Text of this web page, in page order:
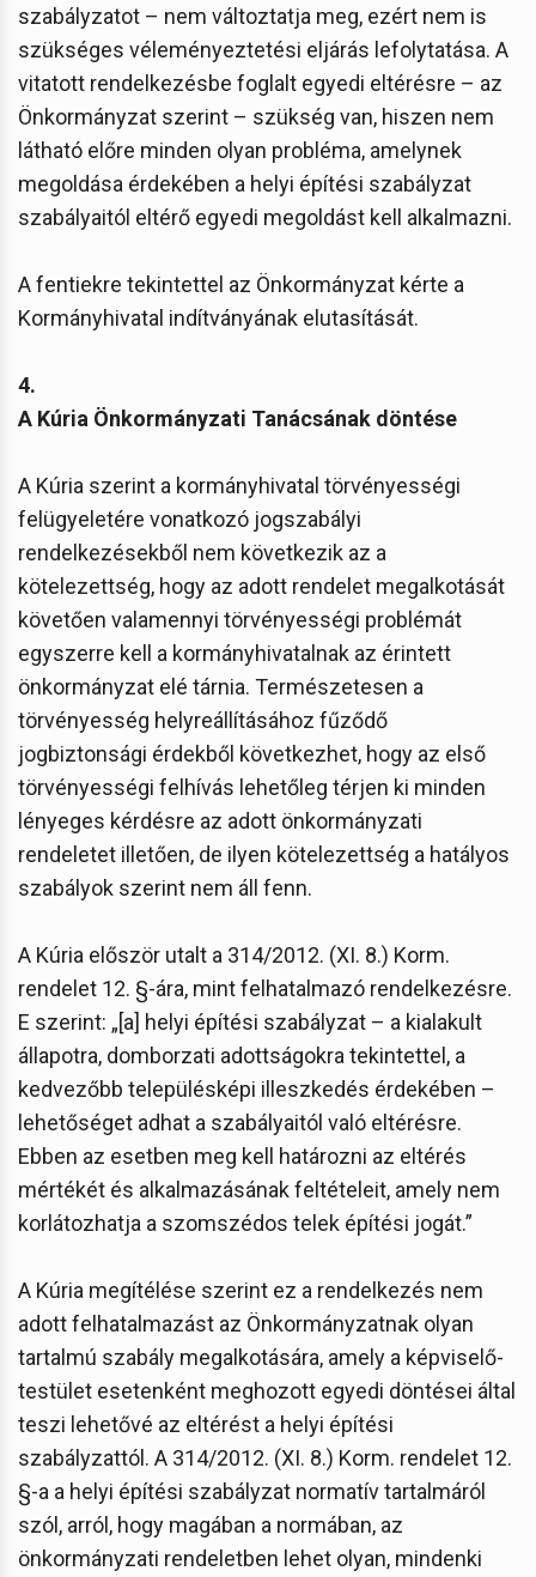
szabályzatot – nem változtatja meg, ezért nem is
szükséges véleményeztetési eljárás lefolytatása. A
vitatott rendelkezésbe foglalt egyedi eltérésre – az
Önkormányzat szerint – szükség van, hiszen nem
látható előre minden olyan probléma, amelynek
megoldása érdekében a helyi építési szabályzat
szabályaitól eltérő egyedi megoldást kell alkalmazni.
A fentiekre tekintettel az Önkormányzat kérte a
Kormányhivatal indítványának elutasítását.
4.
A Kúria Önkormányzati Tanácsának döntése
A Kúria szerint a kormányhivatal törvényességi
felügyeletére vonatkozó jogszabályi
rendelkezésekből nem következik az a
kötelezettség, hogy az adott rendelet megalkotását
követően valamennyi törvényességi problémát
egyszerre kell a kormányhivatalnak az érintett
önkormányzat elé tárnia. Természetesen a
törvényesség helyreállításához fűződő
jogbiztonsági érdekből következhet, hogy az első
törvényességi felhívás lehetőleg térjen ki minden
lényeges kérdésre az adott önkormányzati
rendeletet illetően, de ilyen kötelezettség a hatályos
szabályok szerint nem áll fenn.
A Kúria először utalt a 314/2012. (XI. 8.) Korm.
rendelet 12. §-ára, mint felhatalmazó rendelkezésre.
E szerint: „[a] helyi építési szabályzat – a kialakult
állapotra, domborzati adottságokra tekintettel, a
kedvezőbb településképi illeszkedés érdekében –
lehetőséget adhat a szabályaitól való eltérésre.
Ebben az esetben meg kell határozni az eltérés
mértékét és alkalmazásának feltételeit, amely nem
korlátozhatja a szomszédos telek építési jogát.”
A Kúria megítélése szerint ez a rendelkezés nem
adott felhatalmazást az Önkormányzatnak olyan
tartalmú szabály megalkotására, amely a képviselő-
testület esetenként meghozott egyedi döntései által
teszi lehetővé az eltérést a helyi építési
szabályzattól. A 314/2012. (XI. 8.) Korm. rendelet 12.
§-a a helyi építési szabályzat normatív tartalmáról
szól, arról, hogy magában a normában, az
önkormányzati rendeletben lehet olyan, mindenki